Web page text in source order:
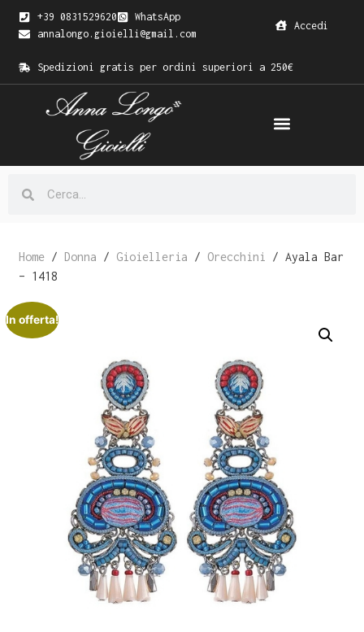
+39 0831529620
WhatsApp
annalongo.gioielli@gmail.com
Accedi
Spedizioni gratis per ordini superiori a 250€
Home / Donna / Gioielleria / Orecchini
/ Ayala Bar
– 1418
In offerta!